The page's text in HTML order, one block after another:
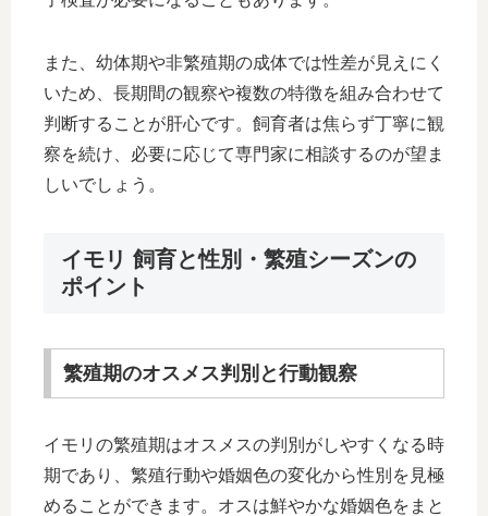
また、幼体期や非繁殖期の成体では性差が見えにく
いため、長期間の観察や複数の特徴を組み合わせて
判断することが肝心です。飼育者は焦らず丁寧に観
察を続け、必要に応じて専門家に相談するのが望ま
しいでしょう。
イモリ 飼育と性別・繁殖シーズンの
ポイント
繁殖期のオスメス判別と行動観察
イモリの繁殖期はオスメスの判別がしやすくなる時
期であり、繁殖行動や婚姻色の変化から性別を見極
めることができます。オスは鮮やかな婚姻色をまと